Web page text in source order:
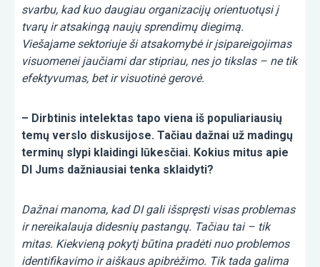
svarbu, kad kuo daugiau organizacijų orientuotųsi į
tvarų ir atsakingą naujų sprendimų diegimą.
Viešajame sektoriuje ši atsakomybė ir įsipareigojimas
visuomenei jaučiami dar stipriau, nes jo tikslas – ne tik
efektyvumas, bet ir visuotinė gerovė.
– Dirbtinis intelektas tapo viena iš populiariausių
temų verslo diskusijose. Tačiau dažnai už madingų
terminų slypi klaidingi lūkesčiai. Kokius mitus apie
DI Jums dažniausiai tenka sklaidyti?
Dažnai manoma, kad DI gali išspręsti visas problemas
ir nereikalauja didesnių pastangų. Tačiau tai – tik
mitas. Kiekvieną pokytį būtina pradėti nuo problemos
identifikavimo ir aiškaus apibrėžimo. Tik tada galima